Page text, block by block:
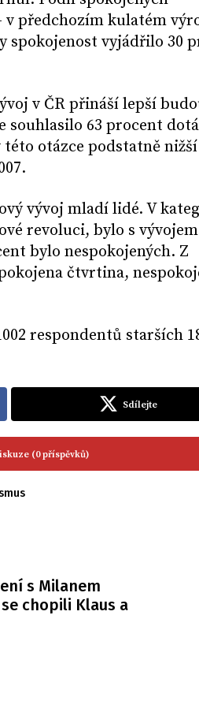
předchozím kulatém
spokojenost vyjádřilo 30
v ČR přináší lepší
souhlasilo 63 procent
otázce podstatně nižší
vývoj mladí lidé. V
revoluci, bylo s vývojem
bylo nespokojených. Z
čtvrtina,
respondentů starších
Sdílejte
(0 příspěvků)
s Milanem
chopili Klaus a